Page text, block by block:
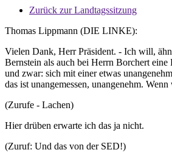
Zurück zur Landtagssitzung
Thomas Lippmann (DIE LINKE):
Vielen Dank, Herr Präsident. - Ich will,
Bernstein als auch bei Herrn Borchert
und zwar: sich mit einer etwas
das ist unangemessen, unangenehm.
(Zurufe - Lachen)
Hier drüben erwarte ich das ja nicht.
(Zuruf: Und das von der SED!)